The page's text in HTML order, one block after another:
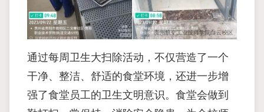
通过每周卫生大扫除活动，不仅营造了一个
干净、整洁、舒适的食堂环境，还进一步增
强了食堂员工的卫生文明意识。食堂会做到